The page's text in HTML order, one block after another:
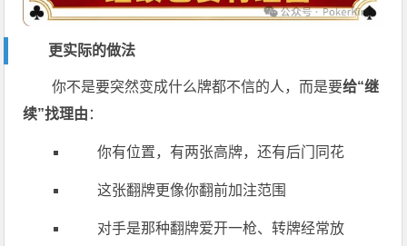
更实际的做法
你不是要突然变成什么牌都不信的人，而是要给“继
续”找理由 ：
你有位置，有两张高牌，还有后门同花
这张翻牌更像你翻前加注范围
对手是那种翻牌爱开一枪、转牌经常放